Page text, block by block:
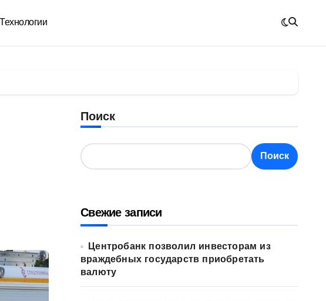
Технологии
Поиск
Поиск
Свежие записи
Центробанк позволил инвесторам из
враждебных государств приобретать
валюту